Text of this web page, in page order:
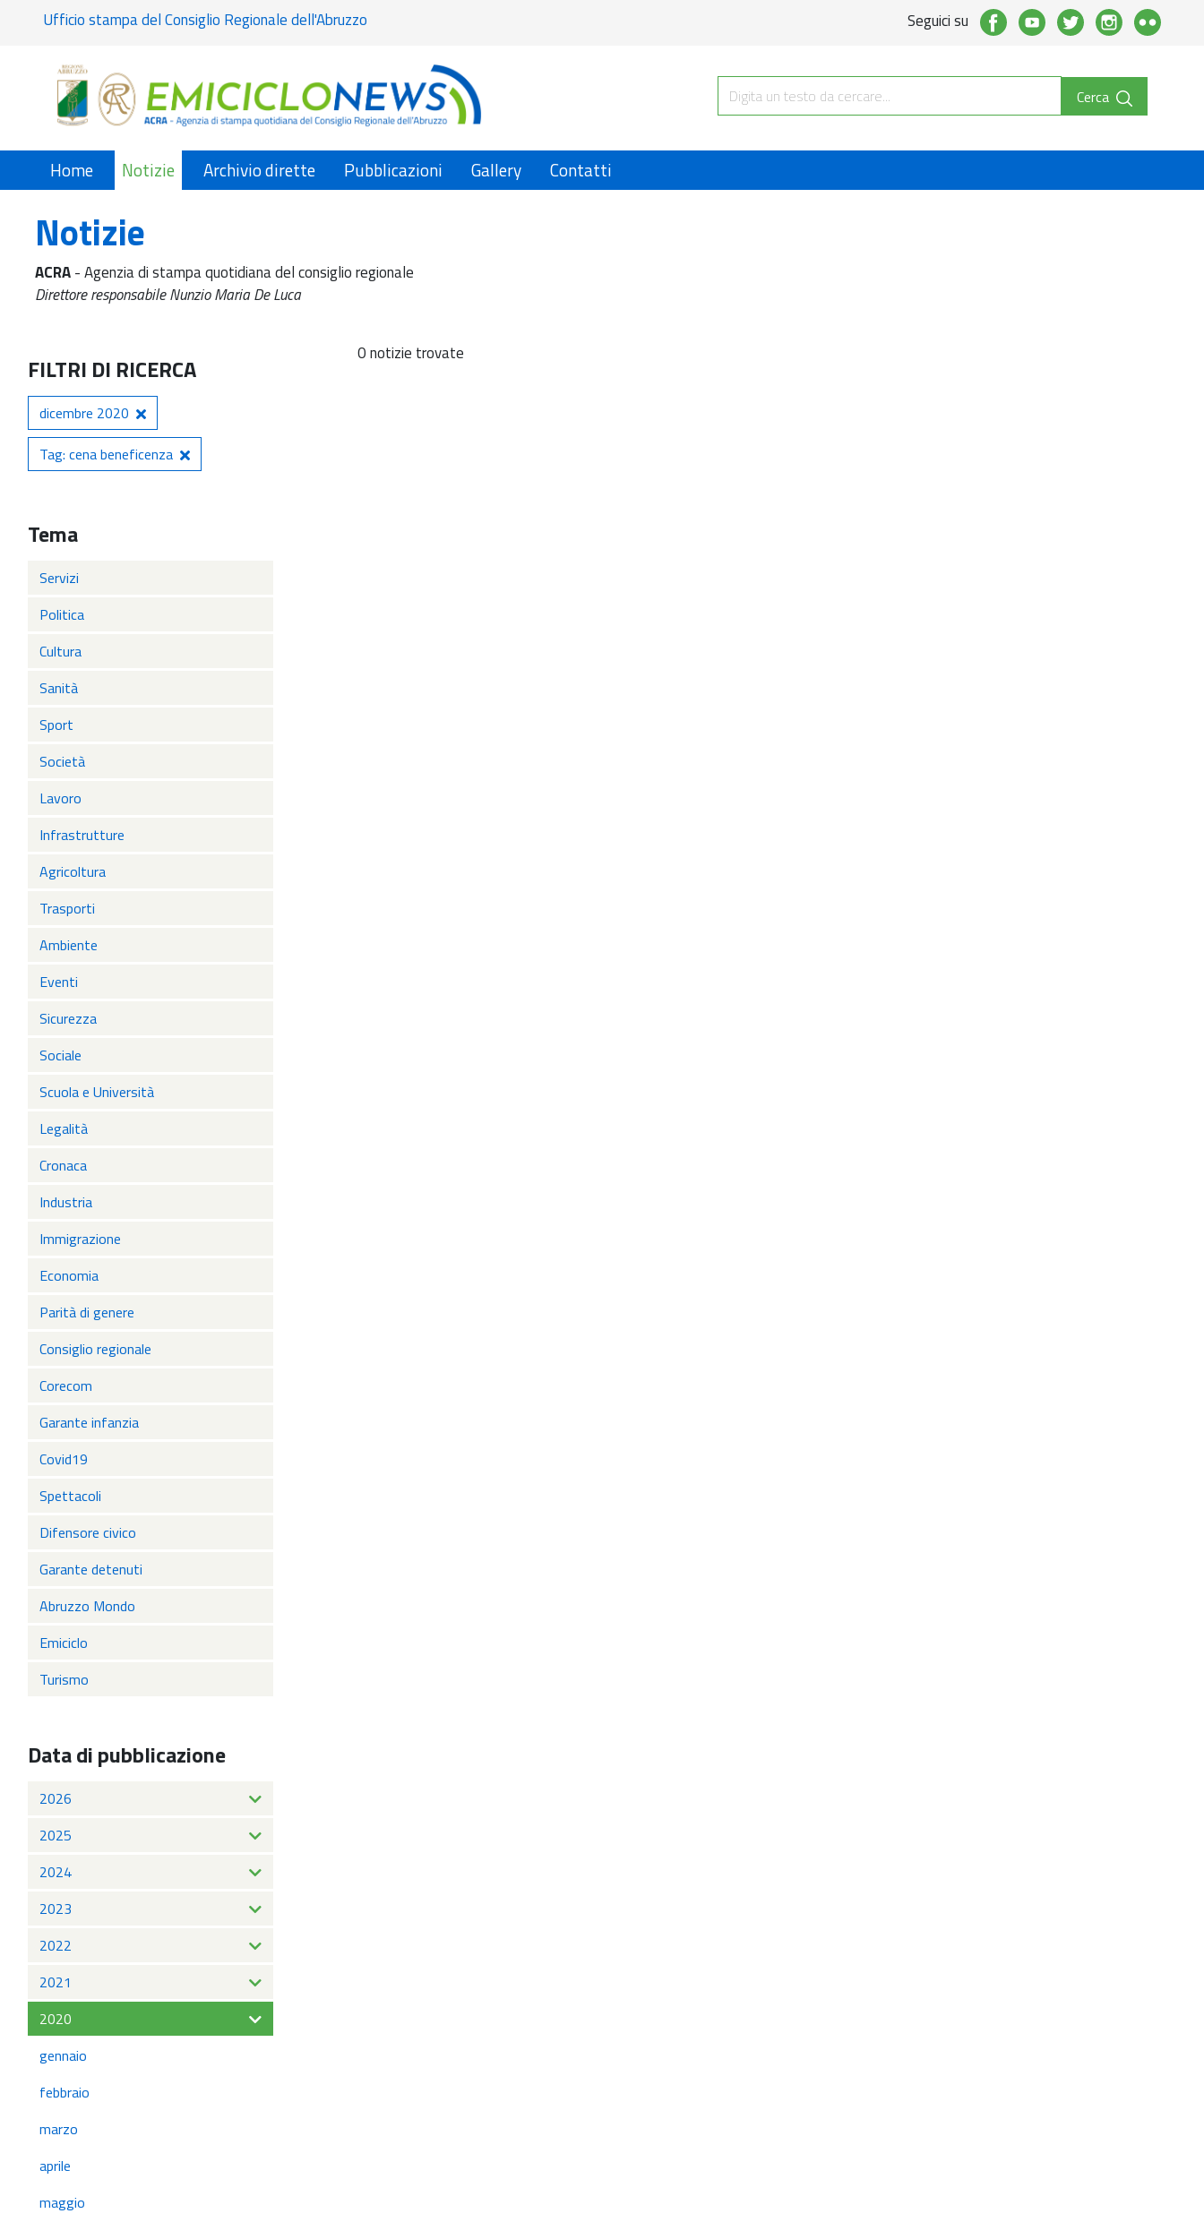
Ufficio stampa del Consiglio Regionale dell'Abruzzo Seguici su
Cerca
Home Notizie Archivio dirette Pubblicazioni Gallery Contatti
Notizie
ACRA- Agenzia di stampa quotidiana del consiglio regionale
Direttore responsabile Nunzio Maria De Luca
FILTRI DI RICERCA
dicembre 2020
Tag: cena beneficenza
Tema
Servizi
Politica
Cultura
Sanità
Sport
Società
Lavoro
Infrastrutture
Agricoltura
Trasporti
Ambiente
Eventi
Sicurezza
Sociale
Scuola e Università
Legalità
Cronaca
Industria
Immigrazione
Economia
Parità di genere
Consiglio regionale
Corecom
Garante infanzia
Covid19
Spettacoli
Difensore civico
Garante detenuti
Abruzzo Mondo
Emiciclo
Turismo
Data di pubblicazione
2026
2025
2024
2023
2022
2021
2020
gennaio
febbraio
marzo
aprile
maggio
0 notizie trovate